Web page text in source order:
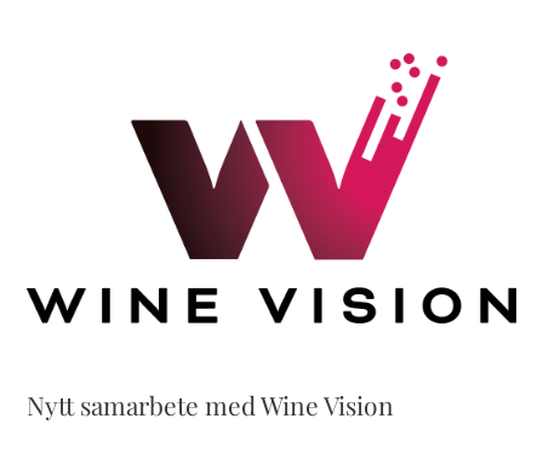
Nytt samarbete med Wine Vision